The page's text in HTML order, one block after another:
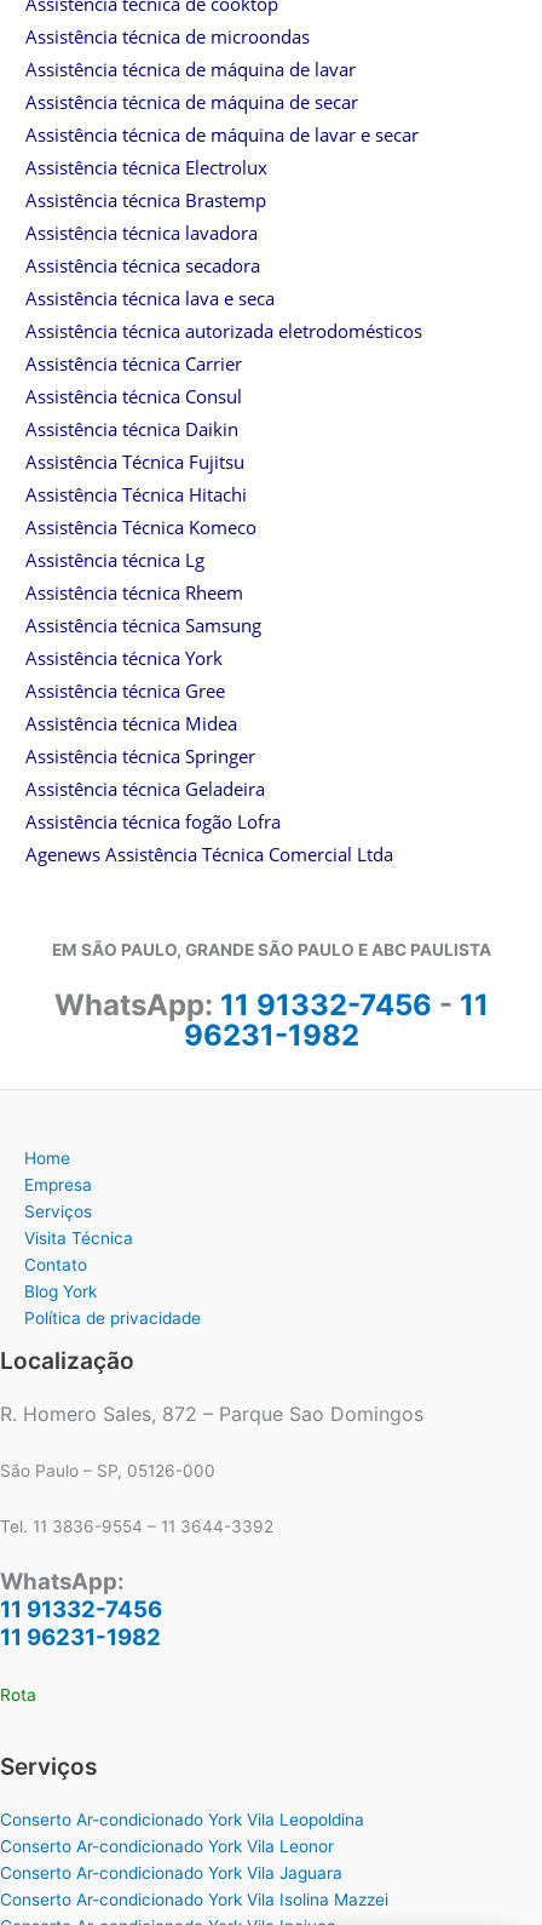
Assistência técnica de microondas
Assistência técnica de máquina de lavar
Assistência técnica de máquina de secar
Assistência técnica de máquina de lavar e secar
Assistência técnica Electrolux
Assistência técnica Brastemp
Assistência técnica lavadora
Assistência técnica secadora
Assistência técnica lava e seca
Assistência técnica autorizada eletrodomésticos
Assistência técnica Carrier
Assistência técnica Consul
Assistência técnica Daikin
Assistência Técnica Fujitsu
Assistência Técnica Hitachi
Assistência Técnica Komeco
Assistência técnica Lg
Assistência técnica Rheem
Assistência técnica Samsung
Assistência técnica York
Assistência técnica Gree
Assistência técnica Midea
Assistência técnica Springer
Assistência técnica Geladeira
Assistência técnica fogão Lofra
Agenews Assistência Técnica Comercial Ltda
EM SÃO PAULO, GRANDE SÃO PAULO E ABC PAULISTA
WhatsApp: 11 91332-7456 - 11
96231-1982
Home
Empresa
Serviços
Visita Técnica
Contato
Blog York
Política de privacidade
Localização
R. Homero Sales, 872 – Parque Sao Domingos
São Paulo – SP, 05126-000
Tel. 11 3836-9554 – 11 3644-3392
WhatsApp:
11 91332-7456
11 96231-1982
Rota
Serviços
Conserto Ar-condicionado York Vila Leopoldina
Conserto Ar-condicionado York Vila Leonor
Conserto Ar-condicionado York Vila Jaguara
Conserto Ar-condicionado York Vila Isolina Mazzei